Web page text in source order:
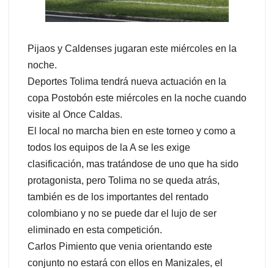
Pijaos y Caldenses jugaran este miércoles en la
noche.
Deportes Tolima tendrá nueva actuación en la
copa Postobón este miércoles en la noche cuando
visite al Once Caldas.
El local no marcha bien en este torneo y como a
todos los equipos de la A se les exige
clasificación, mas tratándose de uno que ha sido
protagonista, pero Tolima no se queda atrás,
también es de los importantes del rentado
colombiano y no se puede dar el lujo de ser
eliminado en esta competición.
Carlos Pimiento que venia orientando este
conjunto no estará con ellos en Manizales, el